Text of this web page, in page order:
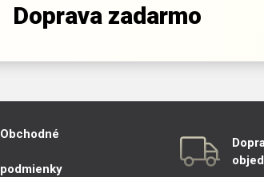
Doprava zadarmo
Obchodné
podmienky